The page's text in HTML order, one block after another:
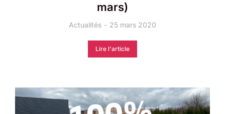
mars)
Actualités 25 mars 2020
Lire l'article